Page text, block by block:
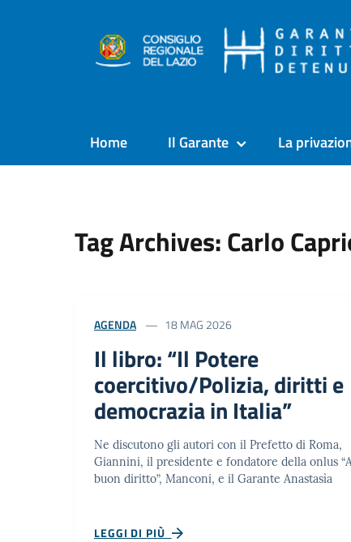
Home Il Garante La
Tag Archives: Carlo
AGENDA 18 MAG 2026
Il libro: “Il Potere
coercitivo/Polizia, diritti e
democrazia in Italia”
Ne discutono gli autori con il Prefetto di Roma,
Giannini, il presidente e fondatore della onlus
buon diritto”, Manconi, e il Garante Anastasìa
LEGGI DI PIÙ